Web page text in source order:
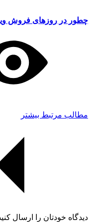
چطور در روزهای فروش
مطالب مرتبط بیشتر
دیدگاه خودتان را ارسال